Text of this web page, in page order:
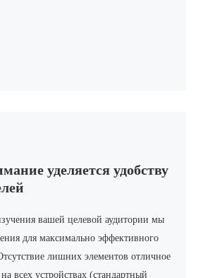
уделяется удобству
вашей целевой аудитории мы
для максимально эффективного
лишних элементов отличное
всех устройствах (стандартный